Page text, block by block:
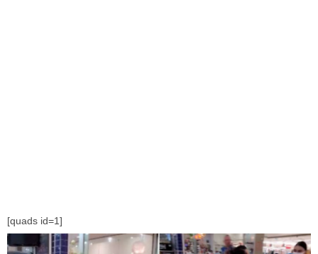
[quads id=1]